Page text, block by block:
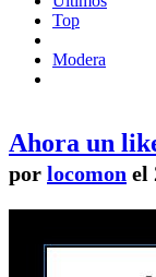
Top
Modera
Ahora un
por locomon el